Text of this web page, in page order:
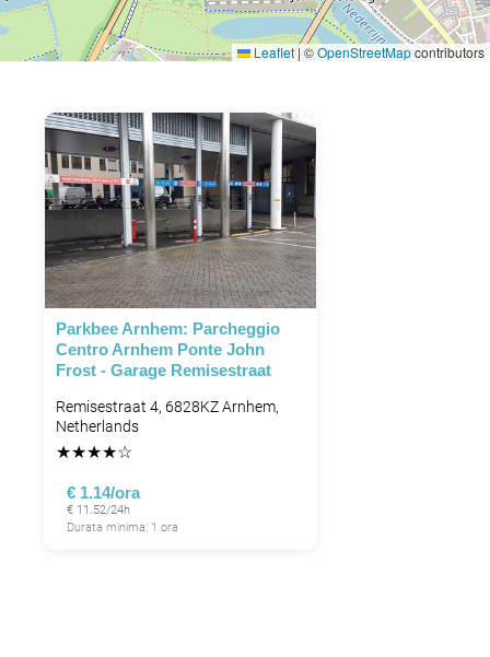
Leaflet|©OpenStreetMapcontributors
Parkbee Arnhem: Parcheggio
Centro Arnhem Ponte John
Frost - Garage Remisestraat
Remisestraat 4, 6828KZ Arnhem,
Netherlands
★★★★☆
€ 1.14/ora
€ 11.52/24h
Durata minima: 1 ora